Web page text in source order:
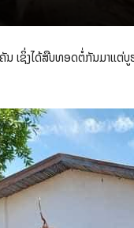
ເຊິ່ງໄດ້ສືບທອດຕໍ່ກັນມາແຕ່ບູ